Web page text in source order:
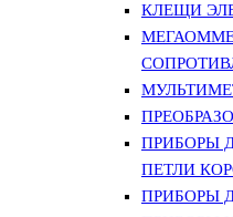
КЛЕЩИ
ПРИБОРЫ
ПЕТЛИ
ПРИБОРЫ